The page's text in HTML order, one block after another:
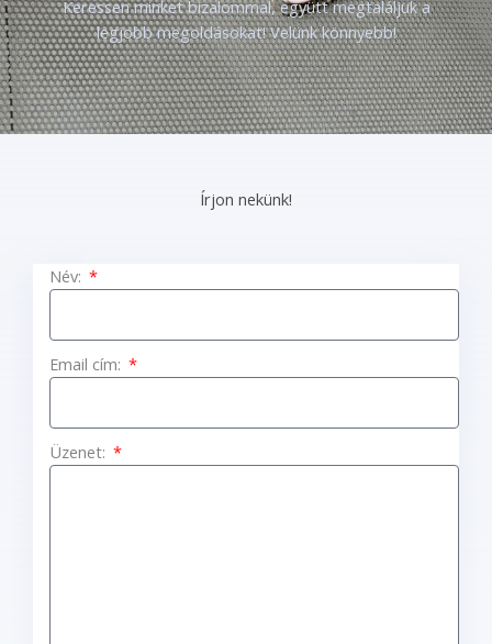
Keressen minket bizalommal, együtt megtaláljuk a
legjobb megoldásokat! Velünk könnyebb!
Írjon nekünk!
Név:
Email cím:
Üzenet: